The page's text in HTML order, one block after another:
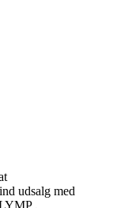
udsalg med
,